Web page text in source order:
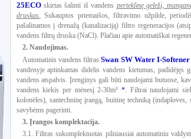
25ECO skirtas šalinti iš vandens perteklinę geležį,
druskas. Sukauptos priemaišos, filtravimo užpilde,
pašalinamos į drenažą (kanalizaciją) filtro regeneracijos
vandens filtrų druska (NaCl). Plačiau apie automatiškai
2. Naudojimas.
Automatinis vandens filtrasSwan SW Water I-
vandenyje aptinkamas didelis vandens kietumas,
vandens atspalvis. Įrenginys gali būti naudojami butuose,
vandens kiekis per mėnesį 2-30m³ *. Filtrai naudojami
kolonėles), santechninę įrangą, buitinę techniką
savybėms pagerinti.
3. Įrangos komplektacija.
3.1. Filtras sukomplektuotas pilniausiai automatiniu